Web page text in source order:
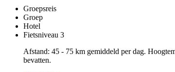
Groepsreis
Groep
Hotel
Fietsniveau 3
Afstand: 45 - 75 km gemiddeld per dag.
bevatten.